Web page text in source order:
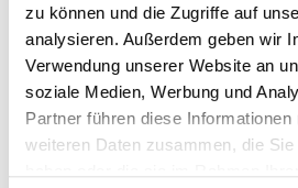
zu können und die Zugriffe auf
analysieren. Außerdem geben wir
Verwendung unserer Website an
soziale Medien, Werbung und
Partner führen diese
weiteren Daten zusammen, die
dazu, wie
sa-user-id-
StackAdapt
Erfasst
Website,